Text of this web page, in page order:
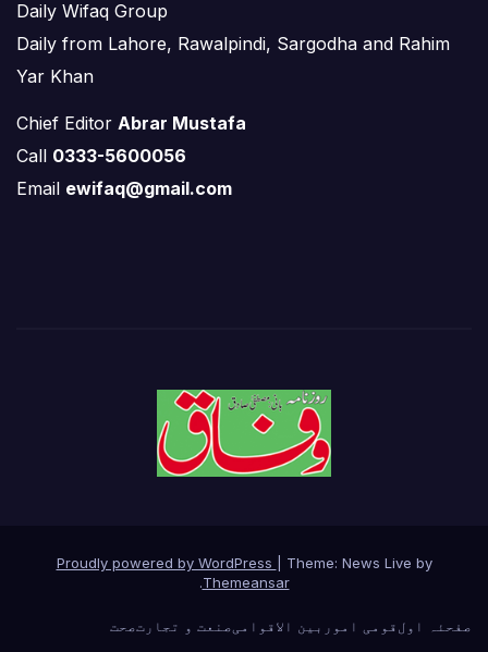
Daily Wifaq Group
Daily from Lahore, Rawalpindi, Sargodha and Rahim
Yar Khan
Chief Editor Abrar Mustafa
Call 0333-5600056
Email ewifaq@gmail.com
Proudly powered by WordPress
Theme: News Live by
Themeansar
.
صفحئہ اولقومی امور بین الاقوامی صنعت و تجارتصحت